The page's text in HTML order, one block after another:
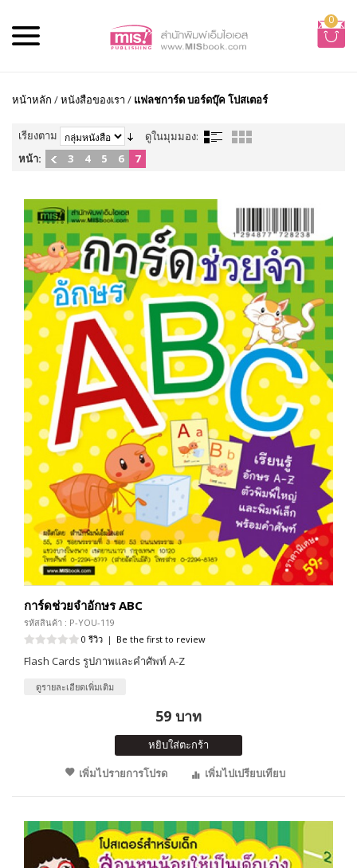
0
หน้าหลัก /หนังสือของเรา / แฟลชการ์ด บอร์ดบุ๊ค โปสเตอร์
เรียงตาม
ดูในมุมมอง:
หน้า:
3 4 5 6 7
การ์ดช่วยจำอักษร ABC
รหัสสินค้า : P-YOU-119
0 รีวิว | Be the first to review
Flash Cards รูปภาพและคำศัพท์ A-Z
ดูรายละเอียดเพิ่มเติม
59 บาท
หยิบใส่ตะกร้า
เพิ่มไปรายการโปรด
เพิ่มไปเปรียบเทียบ